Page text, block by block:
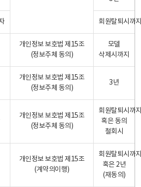
회원탈퇴시까
개인정보 보호법 제15조
(정보주체 동의)
모델
삭제시까지
개인정보 보호법 제15조
(정보주체 동의)
3년
개인정보 보호법 제15조
(정보주체 동의)
회원탈퇴시까
혹은 동의
철회시
개인정보 보호법 제15조
(계약의이행)
회원탈퇴시까
혹은 2년
(재동의)